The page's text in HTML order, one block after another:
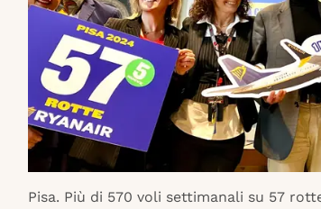
Pisa. Più di 570 voli settimanali su 57